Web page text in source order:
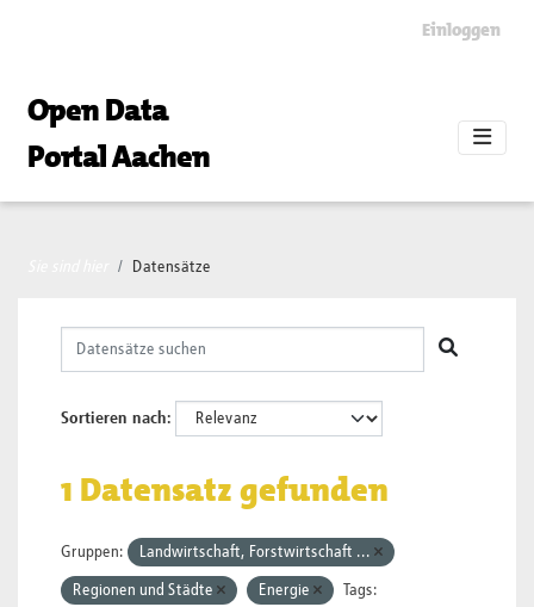
Einloggen
Open Data
Portal Aachen
Datensätze
Sortieren nach
1 Datensatz gefunden
Gruppen: Landwirtschaft, Forstwirtschaft ...
Regionen und Städte Energie Tags: